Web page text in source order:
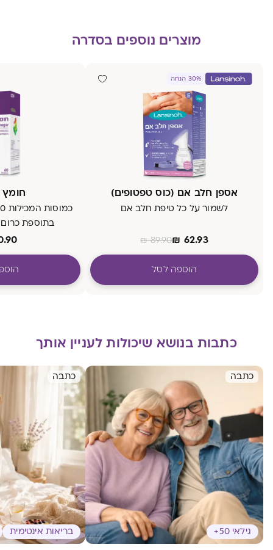
מוצרים נוספים בסדרה
30% הנחה
אספן חלב אם (כוס טפטופים)
לשמור על כל טיפת חלב אם
₪ 62.93
₪89.90
הוספה לסל
חומץ
בתוספת כרום
כתבות בנושא שיכולות לעניין אותך
כתבה
גילאי 50+
כתבה
בריאות אינטימית